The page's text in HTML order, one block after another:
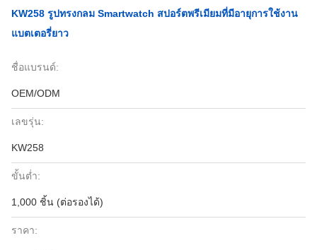
KW258 รูปทรงกลม Smartwatch สปอร์ตพรีเมียมที่มีอายุการใช้งาน
แบตเตอรี่ยาว
ชื่อแบรนด์:
OEM/ODM
เลขรุ่น:
KW258
ขั้นต่ำ:
1,000 ชิ้น (ต่อรองได้)
ราคา: